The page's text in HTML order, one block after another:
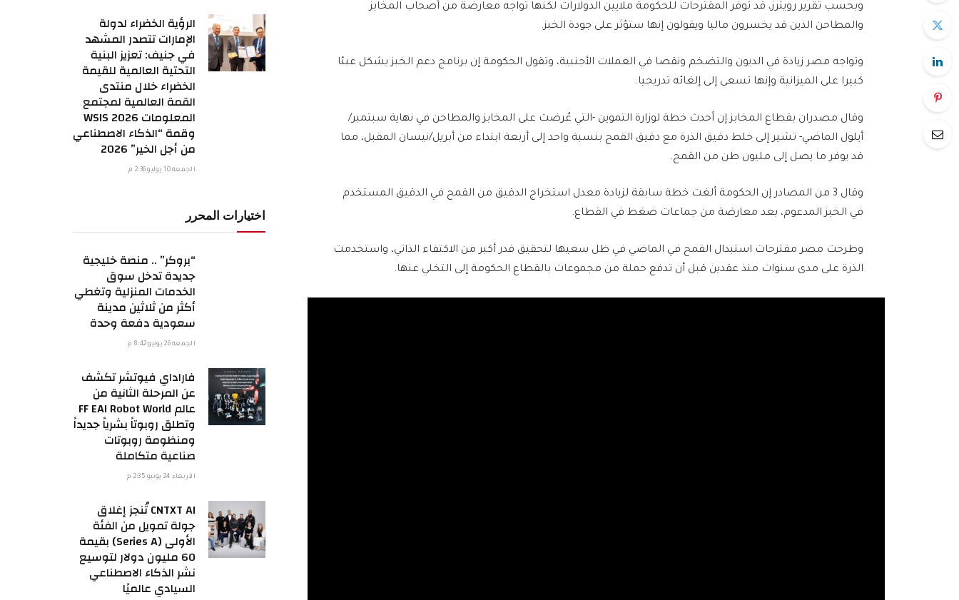
وبحسب تقرير رويترز، قد توفر المقترحات للحكومة ملايين الدولارات لكنها تواجه معارضة من أصحاب المخابز
والمطاحن الذين قد يخسرون ماليا ويقولون إنها ستؤثر على جودة الخبز.
وتواجه مصر زيادة في الديون والتضخم ونقصا في العملات الأجنبية، وتقول الحكومة إن برنامج دعم الخبز يشكل عبئا
كبيرا على الميزانية وإنها تسعى إلى إلغائه تدريجيا.
وقال مصدران بقطاع المخابز إن أحدث خطة لوزارة التموين -التي عُرضت على المخابز والمطاحن في نهاية سبتمبر/
أيلول الماضي- تشير إلى خلط دقيق الذرة مع دقيق القمح بنسبة واحد إلى أربعة ابتداء من أبريل/نيسان المقبل، مما
قد يوفر ما يصل إلى مليون طن من القمح.
وقال 3 من المصادر إن الحكومة ألغت خطة سابقة لزيادة معدل استخراج الدقيق من القمح في الدقيق المستخدم
في الخبز المدعوم، بعد معارضة من جماعات ضغط في القطاع.
وطرحت مصر مقترحات استبدال القمح في الماضي في ظل سعيها لتحقيق قدر أكبر من الاكتفاء الذاتي، واستخدمت
الذرة على مدى سنوات منذ عقدين قبل أن تدفع حملة من مجموعات بالقطاع الحكومة إلى التخلي عنها.
الرؤية الخضراء لدولة
الإمارات تتصدر المشهد
في جنيف: تعزيز البنية
التحتية العالمية للقيمة
الخضراء خلال منتدى
القمة العالمية لمجتمع
المعلومات WSIS 2026
وقمة “الذكاء الاصطناعي
من أجل الخير” 2026
الجمعة 10 يوليو 2:36 م
اختيارات المحرر
“بروكر” .. منصة خليجية
جديدة تدخل سوق
الخدمات المنزلية وتغطي
أكثر من ثلاثين مدينة
سعودية دفعة وحدة
الجمعة 26 يونيو 8:42 م
فاراداي فيوتشر تكشف
عن المرحلة الثانية من
عالم FF EAI Robot World
وتطلق روبوتاً بشرياً جديداً
ومنظومة روبوتات
صناعية متكاملة
الأربعاء 24 يونيو 2:35 م
CNTXT AI تُنجز إغلاق
جولة تمويل من الفئة
الأولى (Series A) بقيمة
60 مليون دولار لتوسيع
نشر الذكاء الاصطناعي
السيادي عالميًا